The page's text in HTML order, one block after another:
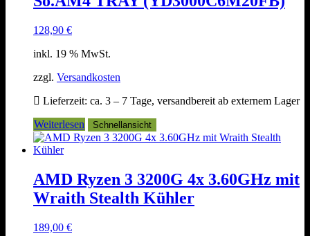
128,90 €
inkl. 19 % MwSt.
zzgl. Versandkosten
Lieferzeit: ca. 3 – 7 Tage, versandbereit ab externem Lager
Weiterlesen
Schnellansicht
AMD Ryzen 3 3200G 4x 3.60GHz mit
Wraith Stealth Kühler
189,00 €